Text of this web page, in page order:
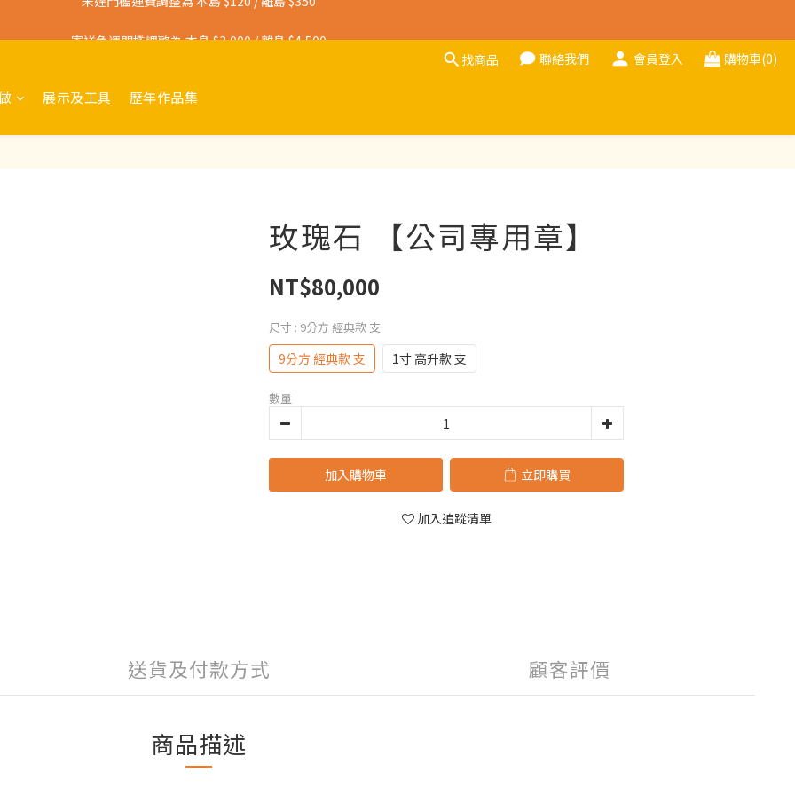
找商品
聯絡我們 會員登入 購物車(0)
展示及工具 歷年作品集
玫瑰石 【公司專用章】
NT$80,000
尺寸 : 9分方 經典款 支
9分方 經典款 支 1寸 高升款 支
數量
加入購物車 立即購買
加入追蹤清單
送貨及付款方式 顧客評價
商品描述